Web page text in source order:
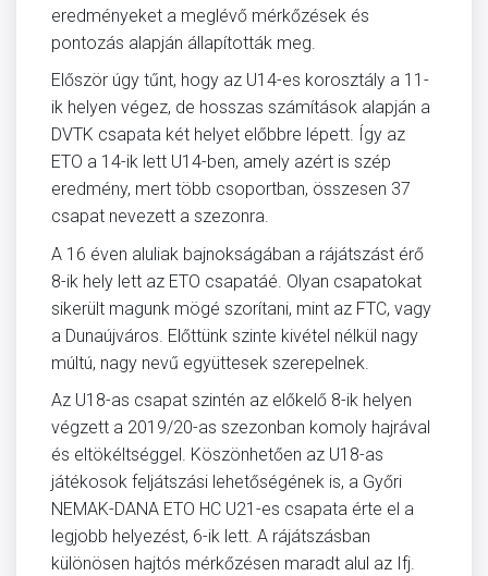
eredményeket a meglévő mérkőzések és
pontozás alapján állapították meg.
Először úgy tűnt, hogy az U14-es korosztály a 11-
ik helyen végez, de hosszas számítások alapján a
DVTK csapata két helyet előbbre lépett. Így az
ETO a 14-ik lett U14-ben, amely azért is szép
eredmény, mert több csoportban, összesen 37
csapat nevezett a szezonra.
A 16 éven aluliak bajnokságában a rájátszást érő
8-ik hely lett az ETO csapatáé. Olyan csapatokat
sikerült magunk mögé szorítani, mint az FTC, vagy
a Dunaújváros. Előttünk szinte kivétel nélkül nagy
múltú, nagy nevű együttesek szerepelnek.
Az U18-as csapat szintén az előkelő 8-ik helyen
végzett a 2019/20-as szezonban komoly hajrával
és eltökéltséggel. Köszönhetően az U18-as
játékosok feljátszási lehetőségének is, a Győri
NEMAK-DANA ETO HC U21-es csapata érte el a
legjobb helyezést, 6-ik lett. A rájátszásban
különösen hajtós mérkőzésen maradt alul az Ifj.